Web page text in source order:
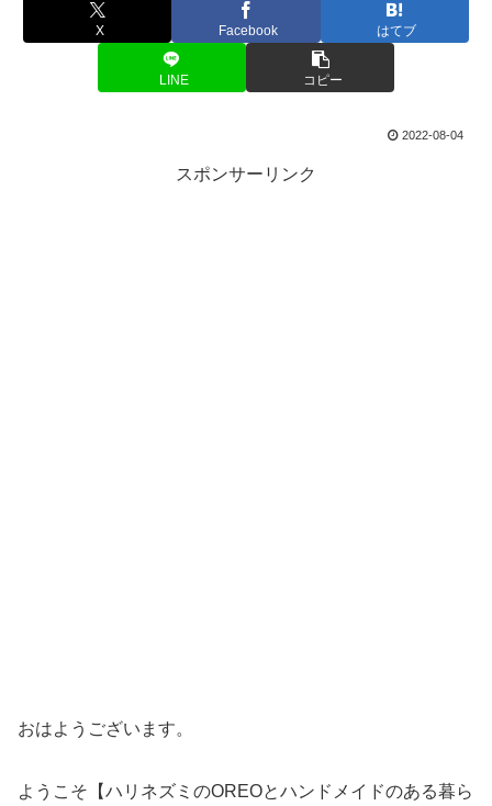
X Facebook はてブ
LINE コピー
2022-08-04
スポンサーリンク
おはようございます。
ようこそ【ハリネズミのOREOとハンドメイドのある暮ら